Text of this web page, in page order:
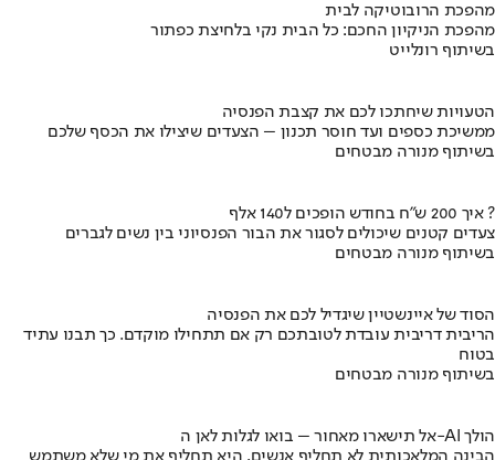
מהפכת הרובוטיקה לבית
מהפכת הניקיון החכם: כל הבית נקי בלחיצת כפתור
בשיתוף רונלייט
הטעויות שיחתכו לכם את קצבת הפנסיה
ממשיכת כספים ועד חוסר תכנון – הצעדים שיצילו את הכסף שלכם
בשיתוף מנורה מבטחים
איך 200 ש"ח בחודש הופכים ל140 אלף ?
צעדים קטנים שיכולים לסגור את הבור הפנסיוני בין נשים לגברים
בשיתוף מנורה מבטחים
הסוד של איינשטיין שיגדיל לכם את הפנסיה
הריבית דריבית עובדת לטובתכם רק אם תתחילו מוקדם. כך תבנו עתיד
בטוח
בשיתוף מנורה מבטחים
אל תישארו מאחור – בואו לגלות לאן ה-AI הולך